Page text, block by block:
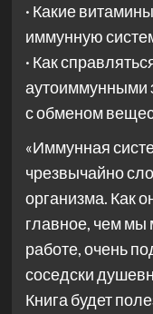
· Какие
иммунную
· Как
аутоиммунными
с обменом
«Иммунная
чрезвычайно
организма. Как
главное, чем мы
работе, очень
соседски
Книга будет